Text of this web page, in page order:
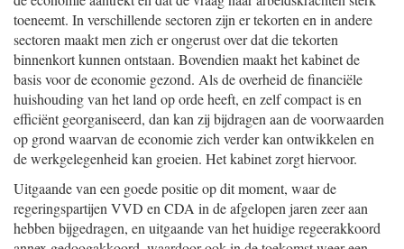
toeneemt. In verschillende sectoren zijn er tekorten en in andere
sectoren maakt men zich er ongerust over dat die tekorten
binnenkort kunnen ontstaan. Bovendien maakt het kabinet de
basis voor de economie gezond. Als de overheid de financiële
huishouding van het land op orde heeft, en zelf compact is en
efficiënt georganiseerd, dan kan zij bijdragen aan de voorwaarden
op grond waarvan de economie zich verder kan ontwikkelen en
de werkgelegenheid kan groeien. Het kabinet zorgt hiervoor.
Uitgaande van een goede positie op dit moment, waar de
regeringspartijen VVD en CDA in de afgelopen jaren zeer aan
hebben bijgedragen, en uitgaande van het huidige regeerakkoord